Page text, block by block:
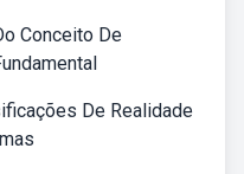
Conceito De
De Realidade